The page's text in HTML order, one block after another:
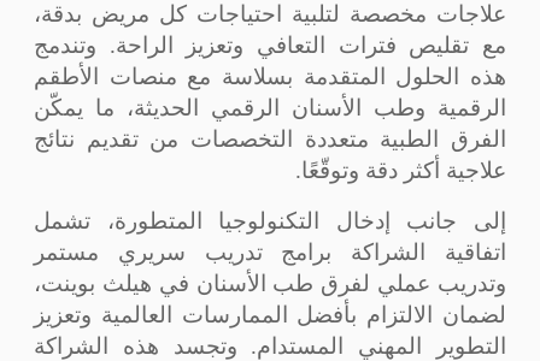
علاجات مخصصة لتلبية احتياجات كل مريض بدقة،
مع تقليص فترات التعافي وتعزيز الراحة. وتندمج
هذه الحلول المتقدمة بسلاسة مع منصات الأطقم
الرقمية وطب الأسنان الرقمي الحديثة، ما يمكّن
الفرق الطبية متعددة التخصصات من تقديم نتائج
علاجية أكثر دقة وتوقّعًا.
إلى جانب إدخال التكنولوجيا المتطورة، تشمل
اتفاقية الشراكة برامج تدريب سريري مستمر
وتدريب عملي لفرق طب الأسنان في هيلث بوينت،
لضمان الالتزام بأفضل الممارسات العالمية وتعزيز
التطوير المهني المستدام. وتجسد هذه الشراكة